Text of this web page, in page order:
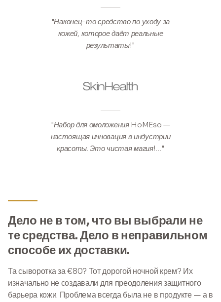
"Наконец-то средство по уходу за
кожей, которое даёт реальные
результаты!"
"Набор для омоложения HoMEso —
настоящая инновация в индустрии
красоты. Это чистая магия!…"
Дело не в том, что вы выбрали не
те средства. Дело в неправильном
способе их доставки.
Та сыворотка за €80? Тот дорогой ночной крем? Их
изначально не создавали для преодоления защитного
барьера кожи. Проблема всегда была не в продукте — а в